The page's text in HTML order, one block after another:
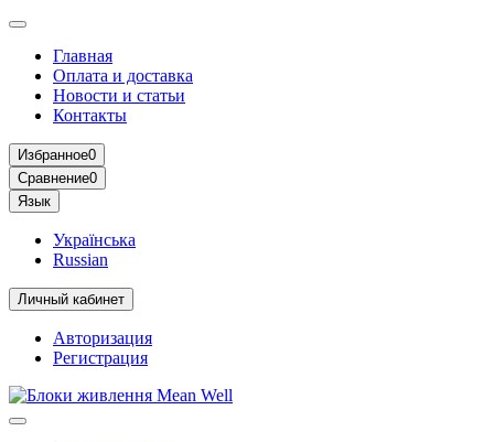
Главная
Оплата и доставка
Новости и статьи
Контакты
Избранное0
Сравнение0
Язык
Українська
Russian
Личный кабинет
Авторизация
Регистрация